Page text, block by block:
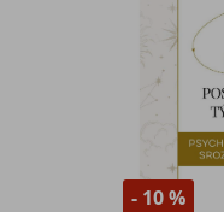
- 10 %